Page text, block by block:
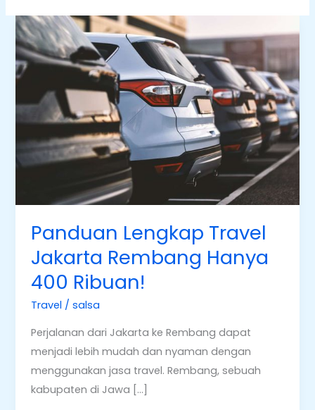
Panduan Lengkap Travel
Jakarta Rembang Hanya
400 Ribuan!
Travel /salsa
Perjalanan dari Jakarta ke Rembang dapat
menjadi lebih mudah dan nyaman dengan
menggunakan jasa travel. Rembang, sebuah
kabupaten di Jawa […]
Panduan
Lengkap
Travel
Rembang
Hanya
400
Ribuan!